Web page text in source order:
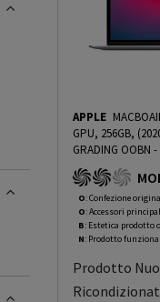
BUONAAPPLE
GPU, 256GB,
GRADING OOBN
OOBN - 10%
O: Confezione
O: Accessori
B: Estetica prodotto
N: Prodotto
Prodotto